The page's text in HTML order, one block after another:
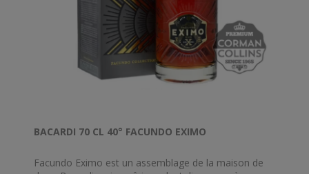
BACARDI 70 CL 40° FACUNDO EXIMO
Facundo Eximo est un assemblage de la maison de